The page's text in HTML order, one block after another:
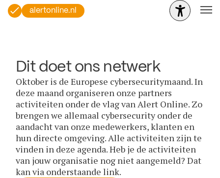
alertonline.nl
Dit doet ons netwerk
Oktober is de Europese cybersecuritymaand. In
deze maand organiseren onze partners
activiteiten onder de vlag van Alert Online. Zo
brengen we allemaal cybersecurity onder de
aandacht van onze medewerkers, klanten en
hun directe omgeving. Alle activiteiten zijn te
vinden in deze agenda. Heb je de activiteiten
van jouw organisatie nog niet aangemeld? Dat
kan via onderstaande link.